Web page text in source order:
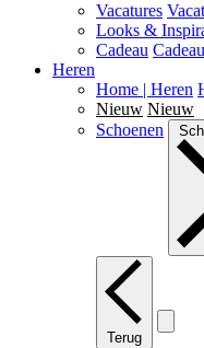
Vacatures
Looks &
Cadeau Cadeau
Heren
Home | Heren
Nieuw Nieuw
Schoenen
Terug